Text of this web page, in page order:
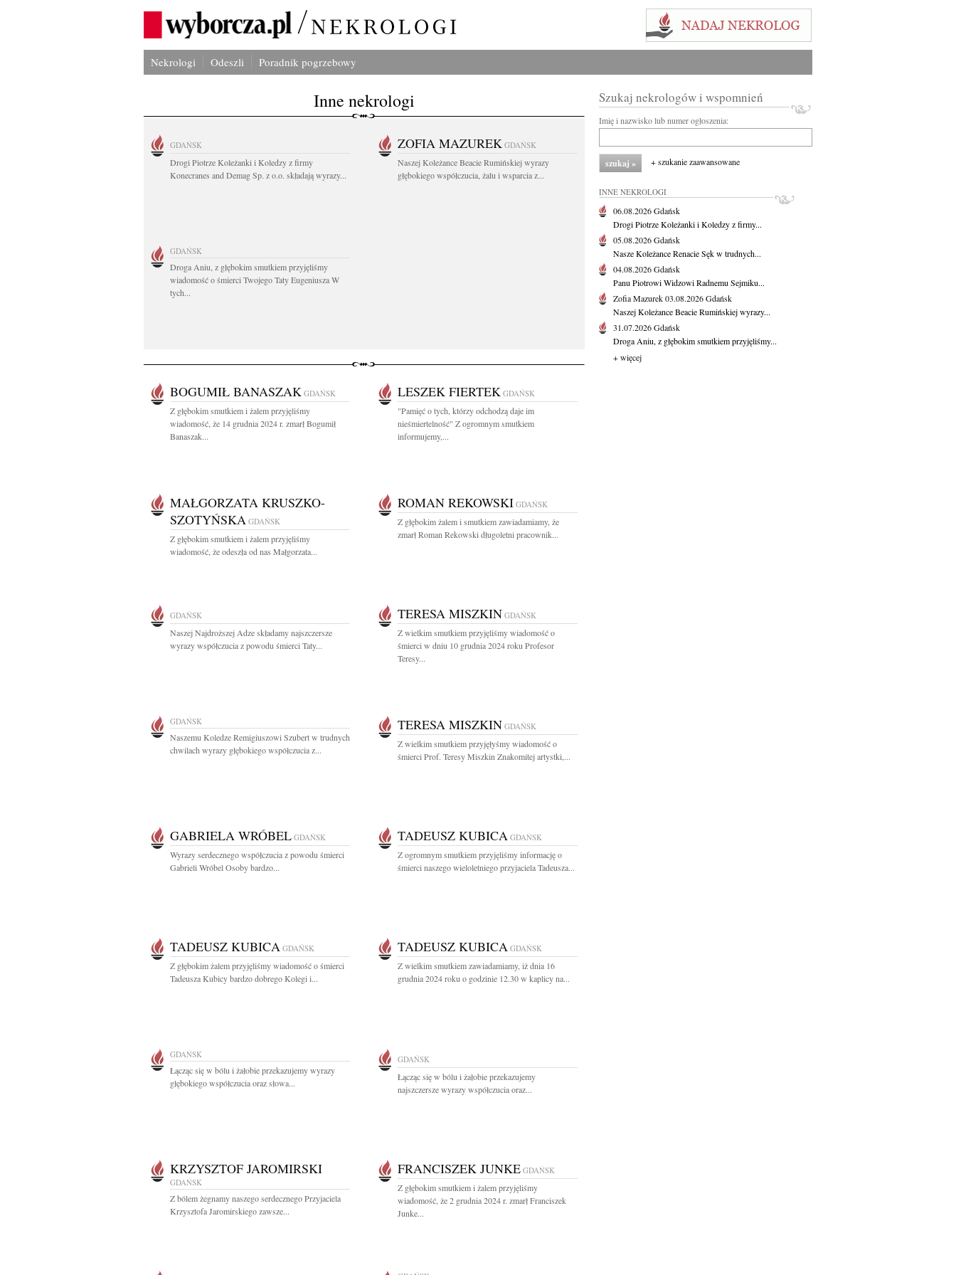
Nekrologi Odeszli Poradnik pogrzebowy
Inne nekrologi
GDAŃSK
Drogi Piotrze Koleżanki i Koledzy z firmy
Konecranes and Demag Sp. z o.o. składają wyrazy...
ZOFIA MAZUREK GDAŃSK
Naszej Koleżance Beacie Rumińskiej wyrazy
głębokiego współczucia, żalu i wsparcia z...
GDAŃSK
Droga Aniu, z głębokim smutkiem przyjęliśmy
wiadomość o śmierci Twojego Taty Eugeniusza W
tych...
BOGUMIŁ BANASZAK GDAŃSK
Z głębokim smutkiem i żalem przyjęliśmy
wiadomość, że 14 grudnia 2024 r. zmarł Bogumił
Banaszak...
LESZEK FIERTEK GDAŃSK
"Pamięć o tych, którzy odchodzą daje im
nieśmiertelność" Z ogromnym smutkiem
informujemy,...
MAŁGORZATA KRUSZKO-
SZOTYŃSKA GDAŃSK
Z głębokim smutkiem i żalem przyjęliśmy
wiadomość, że odeszła od nas Małgorzata...
ROMAN REKOWSKI GDAŃSK
Z głębokim żalem i smutkiem zawiadamiamy, że
zmarł Roman Rekowski długoletni pracownik...
GDAŃSK
Naszej Najdroższej Adze składamy najszczersze
wyrazy współczucia z powodu śmierci Taty...
TERESA MISZKIN GDAŃSK
Z wielkim smutkiem przyjęliśmy wiadomość o
śmierci w dniu 10 grudnia 2024 roku Profesor
Teresy...
GDAŃSK
Naszemu Koledze Remigiuszowi Szubert w trudnych
chwilach wyrazy głębokiego współczucia z...
TERESA MISZKIN GDAŃSK
Z wielkim smutkiem przyjęłyśmy wiadomość o
śmierci Prof. Teresy Miszkin Znakomitej artystki,...
GABRIELA WRÓBEL GDAŃSK
Wyrazy serdecznego współczucia z powodu śmierci
Gabrieli Wróbel Osoby bardzo...
TADEUSZ KUBICA GDAŃSK
Z ogromnym smutkiem przyjęliśmy informację o
śmierci naszego wieloletniego przyjaciela Tadeusza...
TADEUSZ KUBICA GDAŃSK
Z głębokim żalem przyjęliśmy wiadomość o śmierci
Tadeusza Kubicy bardzo dobrego Kolegi i...
TADEUSZ KUBICA GDAŃSK
Z wielkim smutkiem zawiadamiamy, iż dnia 16
grudnia 2024 roku o godzinie 12.30 w kaplicy na...
GDAŃSK
Łącząc się w bólu i żałobie przekazujemy wyrazy
głębokiego współczucia oraz słowa...
GDAŃSK
Łącząc się w bólu i żałobie przekazujemy
najszczersze wyrazy współczucia oraz...
KRZYSZTOF JAROMIRSKI
GDAŃSK
Z bólem żegnamy naszego serdecznego Przyjaciela
Krzysztofa Jaromirskiego zawsze...
FRANCISZEK JUNKE GDAŃSK
Z głębokim smutkiem i żalem przyjęliśmy
wiadomość, że 2 grudnia 2024 r. zmarł Franciszek
Junke...
Szukaj nekrologów i wspomnień
Imię i nazwisko lub numer ogłoszenia:
+ szukanie zaawansowane
INNE NEKROLOGI
06.08.2026Gdańsk
Drogi Piotrze Koleżanki i Koledzy z firmy...
05.08.2026Gdańsk
Nasze Koleżance Renacie Sęk w trudnych...
04.08.2026Gdańsk
Panu Piotrowi Widzowi Radnemu Sejmiku...
Zofia Mazurek03.08.2026Gdańsk
Naszej Koleżance Beacie Rumińskiej wyrazy...
31.07.2026Gdańsk
Droga Aniu, z głębokim smutkiem przyjęliśmy...
+ więcej